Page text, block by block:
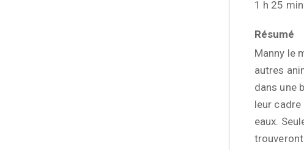
1 h 25 min
Résumé
Manny le
autres
dans une
leur
eaux.